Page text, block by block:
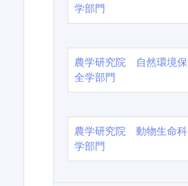
学部門
農学研究院 自然環境保
全学部門
農学研究院 動物生命科
学部門